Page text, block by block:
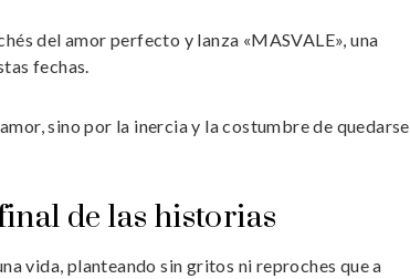
del amor perfecto y lanza «MASVALE», una
fechas.
sino por la inercia y la costumbre de quedarse
de las historias
vida, planteando sin gritos ni reproches que a